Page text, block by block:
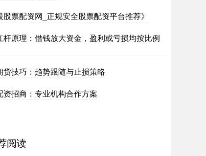
股票配资网_正规安全股票配资平台推荐》
杆原理：借钱放大资金，盈利或亏损均按比例
货技巧：趋势跟随与止损策略
资招商：专业机构合作方案
阅读